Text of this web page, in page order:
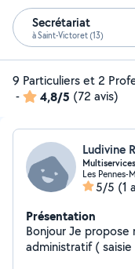
Secrétariat
à Saint-Victoret (13)
9 Particuliers et 2
-
4,8/5 (72 avis)
Ludivine
Multiservices
Les Pennes-
5/5 (1
Présentation
Bonjour Je propose mes services en tant qu'aide
administratif (